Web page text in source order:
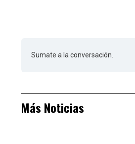
Sumate a la conversación.
Más Noticias